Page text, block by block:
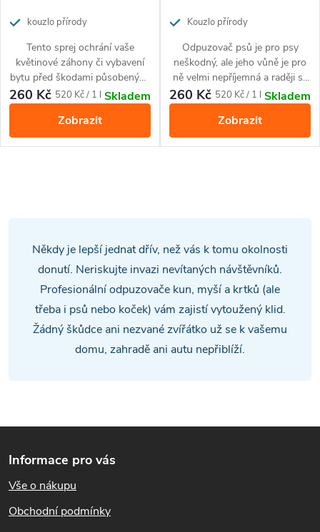
kouzlo přírody
Tento sprej ochrání vaše
květinové záhony či vybavení
bytu před škodami působenými
kočkami. Je určen k odpuzení
koček jak venku, tak i vevnitř.
Po nanesení na plochy působí
repelentně až 3 týdny, pokud
260 Kč Měrná
520 Kč / 1 l Skladem
Zobrazit
Kouzlo přírody
Odpuzovač psů je pro psy
neškodný, ale jeho vůně je pro
ně velmi nepříjemná a raději se
od ošetřených ploch vzdálí.
260 Kč Měrná
520 Kč / 1 l Skladem
Zobrazit
v
k
Někdy je lepší jednat dřív, než vás k tomu okolnosti
donutí. Neriskujte invazi nevítaných návštěvníků.
Profesionální odpuzovače kun, myší a krtků (ale
třeba i psů nebo koček) vám zajistí vytoužený klid.
Žádný škůdce ani nezvané zvířátko už se k vašemu
domu, zahradě ani autu nepřiblíží.
á
p
Informace pro vás
Vše o nákupu
Obchodní podmínky